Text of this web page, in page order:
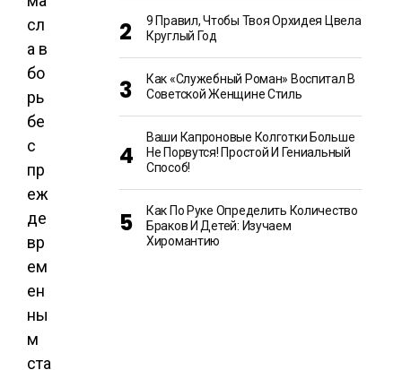
9 Правил, Чтобы Твоя Орхидея Цвела
Круглый Год
Как «Служебный Роман» Воспитал В
Советской Женщине Стиль
Ваши Капроновые Колготки Больше
Не Порвутся! Простой И Гениальный
Способ!
Как По Руке Определить Количество
Браков И Детей: Изучаем
Хиромантию